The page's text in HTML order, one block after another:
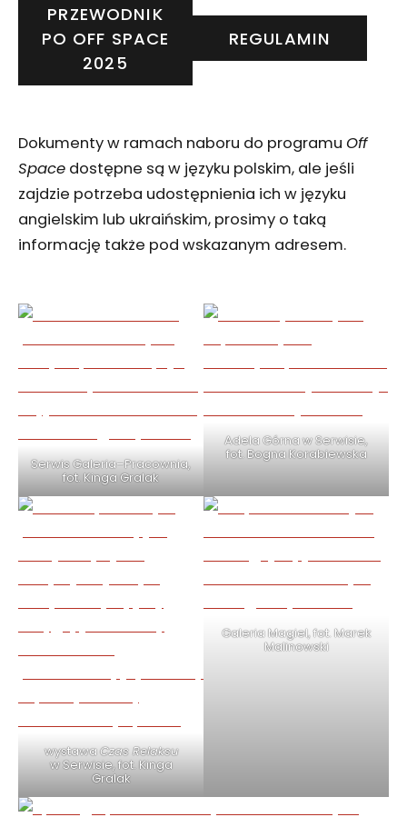
PRZEWODNIK
PO OFF SPACE
2025
REGULAMIN
Dokumenty w ramach naboru do programu Off
Space dostępne są w języku polskim, ale jeśli
zajdzie potrzeba udostępnienia ich w języku
angielskim lub ukraińskim, prosimy o taką
informację także pod wskazanym adresem.
Serwis Galeria–Pracownia,
fot. Kinga Gralak
Adela Górna w Serwisie,
fot. Bogna Korabiewska
wystawaCzas Relaksu
w Serwisie, fot. Kinga
Gralak
Galeria Magiel, fot. Marek
Malinowski